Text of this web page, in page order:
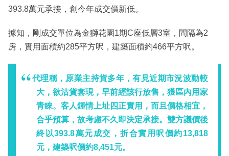
393.8萬元承接，創今年成交價新低。
據知，剛成交單位為金獅花園1期C座低層3室，間隔為2
房，實用面積約285平方呎，建築面積約466平方呎。
代理稱，原業主持貨多年，有見近期市況波動較
大，欲沽貨套現，早前經該行放售，獲區內用家
青睞。客人鍾情上址四正實用，而且價格相宜，
合乎預算，故考慮不久即決定承接。雙方議價後
終以393.8萬元成交，折合實用呎價約13,818
元，建築呎價約8,451元。